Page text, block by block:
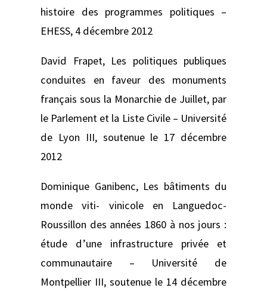
histoire des programmes politiques –
EHESS, 4 décembre 2012
David Frapet, Les politiques publiques
conduites en faveur des monuments
français sous la Monarchie de Juillet, par
le Parlement et la Liste Civile – Université
de Lyon III, soutenue le 17 décembre
2012
Dominique Ganibenc, Les bâtiments du
monde viti- vinicole en Languedoc-
Roussillon des années 1860 à nos jours :
étude d’une infrastructure privée et
communautaire – Université de
Montpellier III, soutenue le 14 décembre